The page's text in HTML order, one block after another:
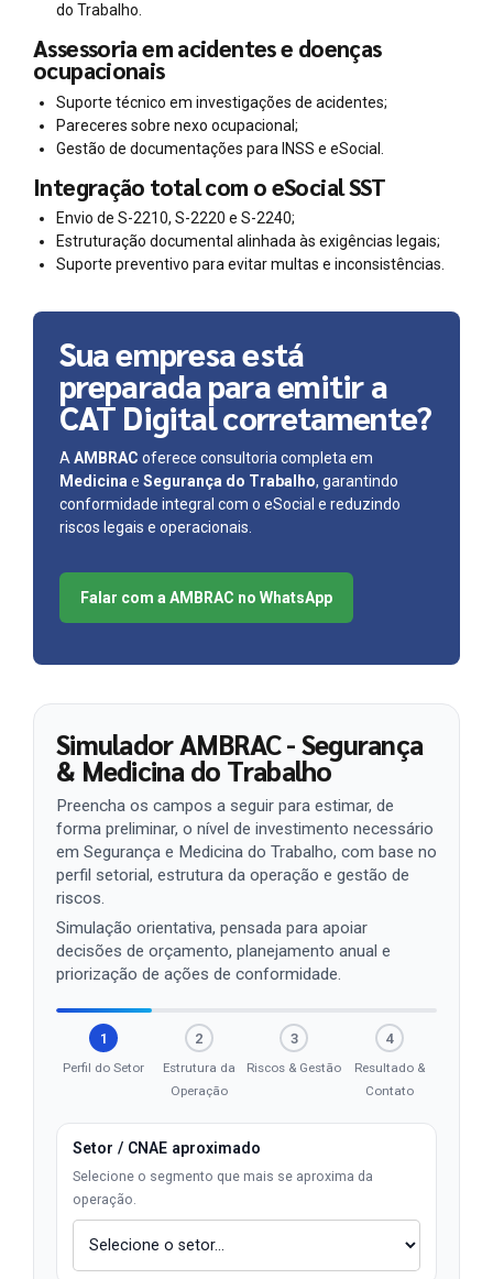
do Trabalho.
Assessoria em acidentes e doenças
ocupacionais
Suporte técnico em investigações de acidentes;
Pareceres sobre nexo ocupacional;
Gestão de documentações para INSS e eSocial.
Integração total com o eSocial SST
Envio de S-2210, S-2220 e S-2240;
Estruturação documental alinhada às exigências legais;
Suporte preventivo para evitar multas e inconsistências.
Sua empresa está
preparada para emitir a
CAT Digital corretamente?
A AMBRAC oferece consultoria completa em
Medicina e Segurança do Trabalho, garantindo
conformidade integral com o eSocial e reduzindo
riscos legais e operacionais.
Falar com a AMBRAC no WhatsApp
Simulador AMBRAC - Segurança
& Medicina do Trabalho
Preencha os campos a seguir para estimar, de
forma preliminar, o nível de investimento necessário
em Segurança e Medicina do Trabalho, com base no
perfil setorial, estrutura da operação e gestão de
riscos.
Simulação orientativa, pensada para apoiar
decisões de orçamento, planejamento anual e
priorização de ações de conformidade.
1
Perfil do Setor
2
Estrutura da
Operação
3
Riscos & Gestão
4
Resultado &
Contato
Setor / CNAE aproximado
Selecione o segmento que mais se aproxima da
operação.